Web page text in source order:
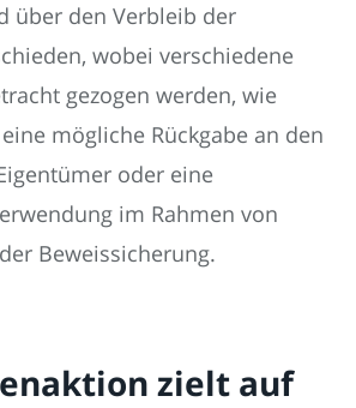
über den Verbleib der
wobei verschiedene
gezogen werden, wie
mögliche Rückgabe an den
oder eine
im Rahmen von
Beweissicherung.
zielt auf